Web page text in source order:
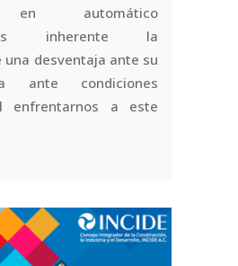
en automático
inherente la
una desventaja ante su
ante condiciones
enfrentarnos a este